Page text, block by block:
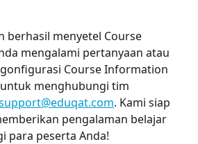
berhasil menyetel Course
mengalami pertanyaan atau
Course Information
menghubungi tim
. Kami siap
pengalaman belajar
para peserta Anda!